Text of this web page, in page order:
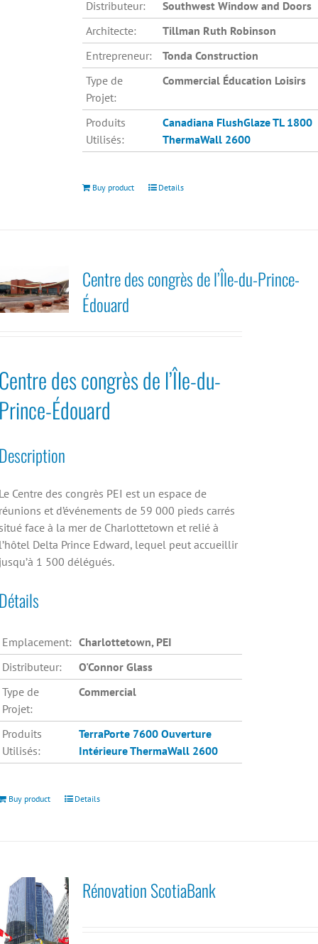
Distributeur:
Southwest Window and Doors
Architecte:
Tillman Ruth Robinson
Entrepreneur:
Tonda Construction
Type de
Projet:
Commercial Éducation Loisirs
Produits
Utilisés:
Canadiana FlushGlaze TL 1800
ThermaWall 2600
Buy product Details
Centre des congrès de l’Île-du-Prince-
Édouard
des congrès de l’Île-du-
Édouard
Centre des congrès PEI est un espace de
et d’événements de 59 000 pieds carrés
face à la mer de Charlottetown et relié à
Delta Prince Edward, lequel peut accueillir
1 500 délégués.
Emplacement: Charlottetown, PEI
Distributeur:
O'Connor Glass
Type de
Projet:
Commercial
Produits
Utilisés:
TerraPorte 7600 Ouverture
IntérieureThermaWall 2600
Buy product Details
Rénovation ScotiaBank